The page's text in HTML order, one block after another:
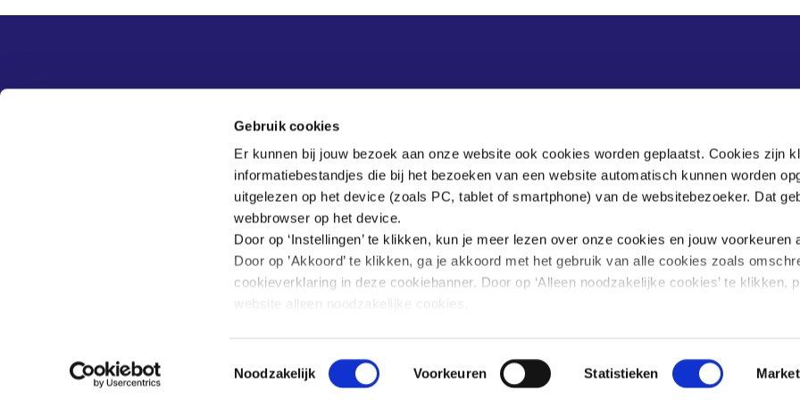
Gebruik cookies
Er kunnen bij jouw bezoek aan onze website ook cookies worden geplaatst. Cookies zijn
informatiebestandjes die bij het bezoeken van een website automatisch kunnen worden
uitgelezen op het device (zoals PC, tablet of smartphone) van de websitebezoeker. Dat
webbrowser op het device.
Door op ‘Instellingen’ te klikken, kun je meer lezen over onze cookies en jouw voorkeuren
Door op ’Akkoord’ te klikken, ga je akkoord met het gebruik van alle cookies zoals
cookieverklaring in deze cookiebanner. Door op ‘Alleen noodzakelijke cookies’ te klikken,
Toestemmingsselectie
Noodzakelijk Voorkeuren Statistieken
Contact
Tel:070 - 3 499 499
Veelgestelde vragen
Postbus 90405
2509 LK Den Haag
Privacy